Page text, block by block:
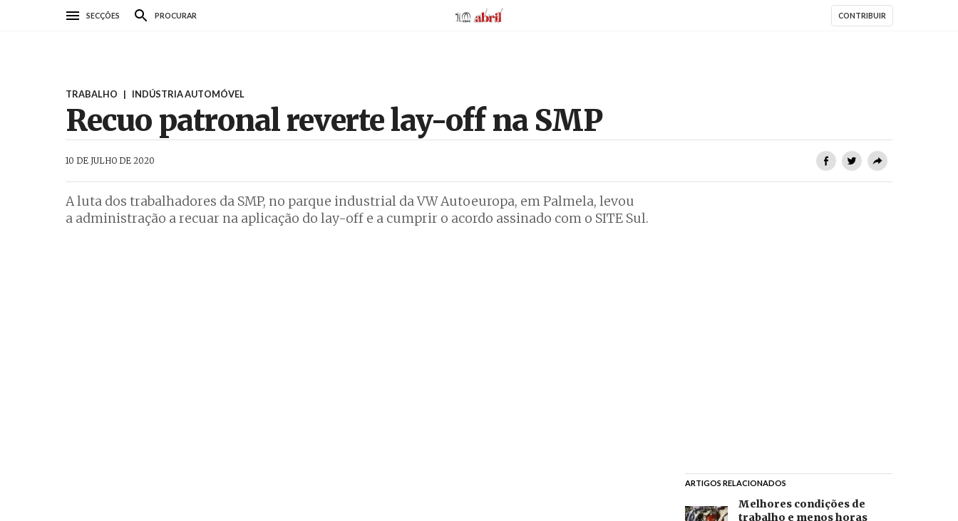
SECÇÕES PROCURAR AbrilAbril CONTRIBUIR
TRABALHO | INDÚSTRIA AUTOMÓVEL
Recuo patronal reverte lay-off na SMP
10 DE JULHO DE 2020
A luta dos trabalhadores da SMP, no parque industrial da VW Autoeuropa, em Palmela, levou
a administração a recuar na aplicação do lay-off e a cumprir o acordo assinado com o SITE Sul.
ARTIGOS RELACIONADOS
Melhores condições de
trabalho e menos horas